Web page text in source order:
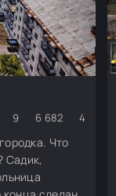
9 6 682 4
Что
Садик,